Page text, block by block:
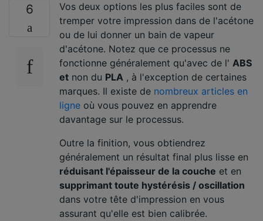
6
Vos deux options les plus faciles sont de
tremper votre impression dans de l'acétone
ou de lui donner un bain de vapeur
d'acétone. Notez que ce processus ne
fonctionne généralement qu'avec de l' ABS
et non du PLA , à l'exception de certaines
marques. Il existe de nombreux articles en
ligne où vous pouvez en apprendre
davantage sur le processus.
Outre la finition, vous obtiendrez
généralement un résultat final plus lisse en
réduisant l'épaisseur de la couche et en
supprimant toute hystérésis / oscillation
dans votre tête d'impression en vous
assurant qu'elle est bien calibrée.